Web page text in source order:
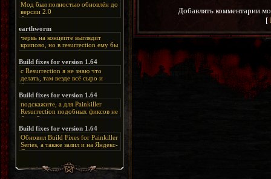
Мод был полностью обновлён до
версии 2.0
Альтернативная
ссылка:
FzzDkRlC8Q
earthworm
червь на концепте выглядит
крипово, но в resurrection ему бы
нашлось место, особенно в
каких-нибудь подземных
катакомбах. жаль, что половину
задумок там вырезали, зато и
рпгшности меньше. build fixes
спасибо что перезалили на
яндекс. а вот в комментах на
сайте у меня пару раз вылезала
левая вставка
https://uzbekmelbet.com/ru/
дико отвлекает от обсуждения
скринов.
Build fixes for version 1.64
с Resurrection я не знаю что
делать, там везде всё сыро и
баговано, от чего и заниматься
этим не хочется, тут либо играть
как есть или искать патчи для
этого дополнения на moddb,
либо же на крайняк играть мод
Resurrection, но настолько что не
особо уже и узнаётся
Build fixes for version 1.64
подскажите, а для Painkiller
Resurrection подобных фиксов не
будет?
Build fixes for version 1.64
Обновил Build Fixes for Painkiller
Series, а также залил и на Яндекс-
Диск
https://disk.yandex.ru/d/_zvZekuO5FTd3Q
Добавлять комментарии
[